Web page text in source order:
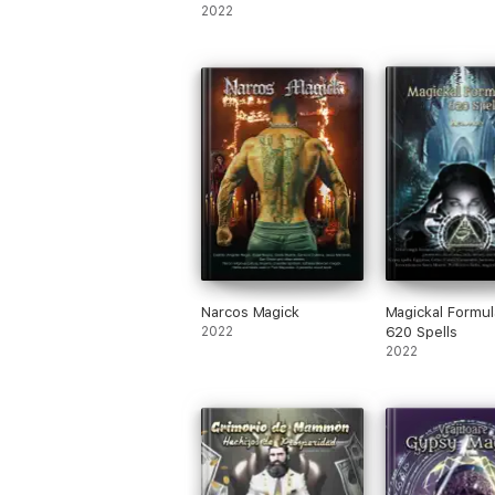
2022
Narcos Magick
2022
Magickal
620 Spells
2022